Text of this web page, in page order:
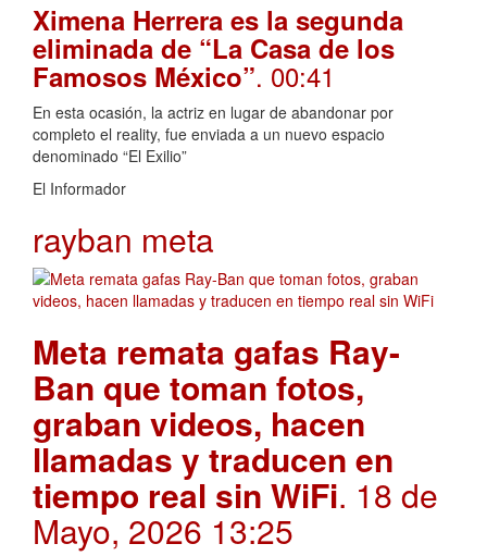
Ximena Herrera es la segunda
eliminada de “La Casa de los
Famosos México”. 00:41
En esta ocasión, la actriz en lugar de abandonar por
completo el reality, fue enviada a un nuevo espacio
denominado “El Exilio”
El Informador
rayban meta
Meta remata gafas Ray-
Ban que toman fotos,
graban videos, hacen
llamadas y traducen en
tiempo real sin WiFi. 18 de
Mayo, 2026 13:25